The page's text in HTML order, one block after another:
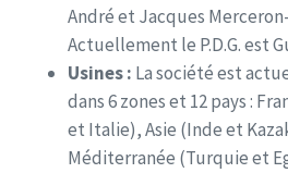
André et Jacques
Actuellement le P.D.G. est
Usines : La société est
dans 6 zones et 12 pays :
et Italie), Asie (Inde et
Méditerranée (Turquie et